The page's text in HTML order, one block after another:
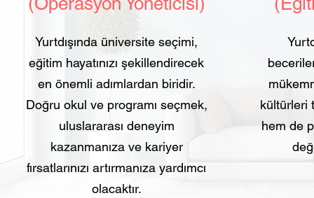
Yurtdışında üniversite seçimi,
eğitim hayatınızı şekillendirecek
en önemli adımlardan biridir.
Doğru okul ve programı seçmek,
uluslararası deneyim
kazanmanıza ve kariyer
fırsatlarınızı artırmanıza yardımcı
olacaktır.
kültürleri
hem de